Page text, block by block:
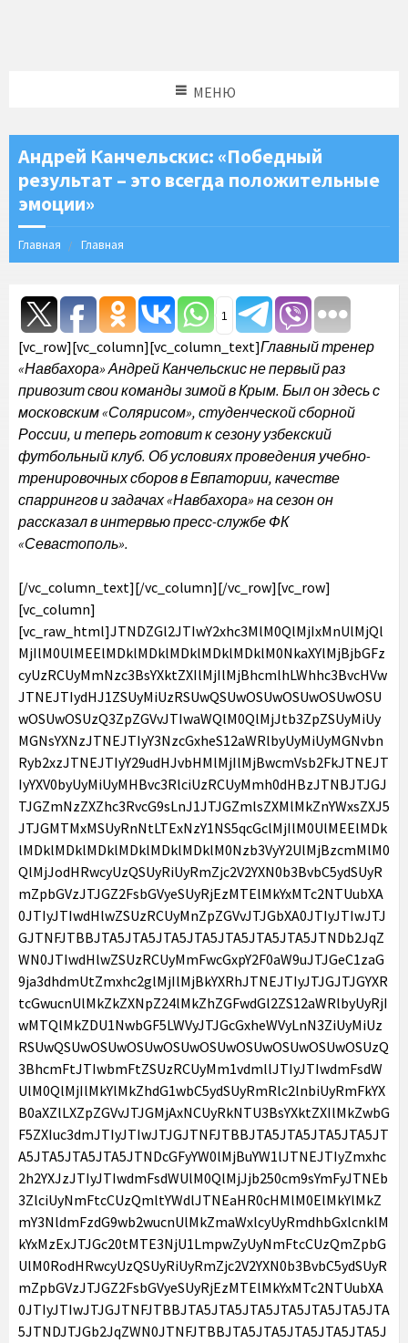
МЕНЮ
Андрей Канчельскис: «Победный
результат – это всегда положительные
эмоции»
Главная Главная
1
[vc_row][vc_column][vc_column_text]Главный тренер
«Навбахора» Андрей Канчельскис не первый раз
привозит свои команды зимой в Крым. Был он здесь с
московским «Солярисом», студенческой сборной
России, и теперь готовит к сезону узбекский
футбольный клуб. Об условиях проведения учебно-
тренировочных сборов в Евпатории, качестве
спаррингов и задачах «Навбахора» на сезон он
рассказал в интервью пресс-службе ФК
«Севастополь».
[/vc_column_text][/vc_column][/vc_row][vc_row]
[vc_column]
[vc_raw_html]JTNDZGl2JTIwY2xhc3MlM0QlMjIxMnUlMjQl
MjIlM0UlMEElMDklMDklMDklMDklMDklM0NkaXYlMjBjbGFz
cyUzRCUyMmNzc3BsYXktZXIlMjIlMjBhcmlhLWhhc3BvcHVw
JTNEJTIydHJ1ZSUyMiUzRSUwQSUwOSUwOSUwOSUwOSU
wOSUwOSUzQ3ZpZGVvJTIwaWQlM0QlMjJtb3ZpZSUyMiUy
MGNsYXNzJTNEJTIyY3NzcGxheS12aWRlbyUyMiUyMGNvbn
Ryb2xzJTNEJTIyY29udHJvbHMlMjIlMjBwcmVsb2FkJTNEJT
IyYXV0byUyMiUyMHBvc3RlciUzRCUyMmh0dHBzJTNBJTJGJ
TJGZmNzZXZhc3RvcG9sLnJ1JTJGZmlsZXMlMkZnYWxsZXJ5
JTJGMTMxMSUyRnNtLTExNzY1NS5qcGclMjIlM0UlMEElMDk
lMDklMDklMDklMDklMDklMDklM0Nzb3VyY2UlMjBzcmMlM0
QlMjJodHRwcyUzQSUyRiUyRmZjc2V2YXN0b3BvbC5ydSUyR
mZpbGVzJTJGZ2FsbGVyeSUyRjEzMTElMkYxMTc2NTUubXA
0JTIyJTIwdHlwZSUzRCUyMnZpZGVvJTJGbXA0JTIyJTIwJTJ
GJTNFJTBBJTA5JTA5JTA5JTA5JTA5JTA5JTA5JTNDb2JqZ
WN0JTIwdHlwZSUzRCUyMmFwcGxpY2F0aW9uJTJGeC1zaG
9ja3dhdmUtZmxhc2glMjIlMjBkYXRhJTNEJTIyJTJGJTJGYXR
tcGwucnUlMkZkZXNpZ24lMkZhZGFwdGl2ZS12aWRlbyUyRjI
wMTQlMkZDU1NwbGF5LWVyJTJGcGxheWVyLnN3ZiUyMiUz
RSUwQSUwOSUwOSUwOSUwOSUwOSUwOSUwOSUwOSUzQ
3BhcmFtJTIwbmFtZSUzRCUyMm1vdmllJTIyJTIwdmFsdW
UlM0QlMjIlMkYlMkZhdG1wbC5ydSUyRmRlc2lnbiUyRmFkYX
B0aXZlLXZpZGVvJTJGMjAxNCUyRkNTU3BsYXktZXIlMkZwbG
F5ZXIuc3dmJTIyJTIwJTJGJTNFJTBBJTA5JTA5JTA5JTA5JT
A5JTA5JTA5JTA5JTNDcGFyYW0lMjBuYW1lJTNEJTIyZmxhc
2h2YXJzJTIyJTIwdmFsdWUlM0QlMjJjb250cm9sYmFyJTNEb
3ZlciUyNmFtcCUzQmltYWdlJTNEaHR0cHMlM0ElMkYlMkZ
mY3NldmFzdG9wb2wucnUlMkZmaWxlcyUyRmdhbGxlcnklM
kYxMzExJTJGc20tMTE3NjU1LmpwZyUyNmFtcCUzQmZpbG
UlM0RodHRwcyUzQSUyRiUyRmZjc2V2YXN0b3BvbC5ydSUyR
mZpbGVzJTJGZ2FsbGVyeSUyRjEzMTElMkYxMTc2NTUubXA
0JTIyJTIwJTJGJTNFJTBBJTA5JTA5JTA5JTA5JTA5JTA5JTA
5JTNDJTJGb2JqZWN0JTNFJTBBJTA5JTA5JTA5JTA5JTA5J